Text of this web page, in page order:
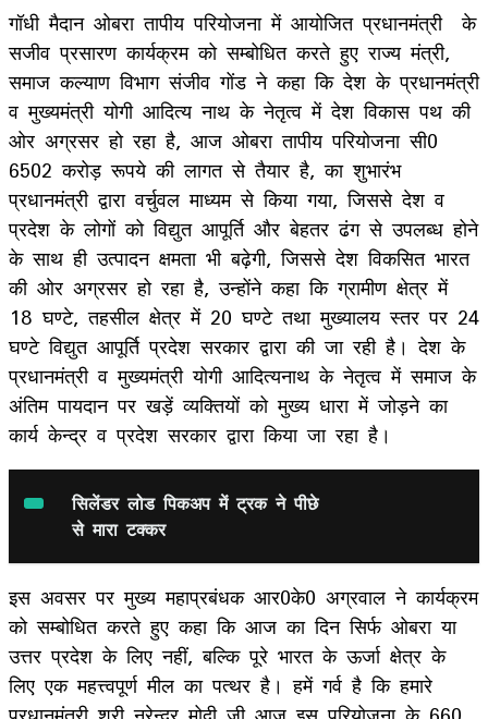
गॉधी मैदान ओबरा तापीय परियोजना में आयोजित प्रधानमंत्री के
सजीव प्रसारण कार्यक्रम को सम्बोधित करते हुए राज्य मंत्री,
समाज कल्याण विभाग संजीव गोंड ने कहा कि देश के प्रधानमंत्री
व मुख्यमंत्री योगी आदित्य नाथ के नेतृत्व में देश विकास पथ की
ओर अग्रसर हो रहा है, आज ओबरा तापीय परियोजना सी0
6502 करोड़ रूपये की लागत से तैयार है, का शुभारंभ
प्रधानमंत्री द्वारा वर्चुवल माध्यम से किया गया, जिससे देश व
प्रदेश के लोगों को विद्युत आपूर्ति और बेहतर ढंग से उपलब्ध होने
के साथ ही उत्पादन क्षमता भी बढ़ेगी, जिससे देश विकसित भारत
की ओर अग्रसर हो रहा है, उन्होंने कहा कि ग्रामीण क्षेत्र में
18 घण्टे, तहसील क्षेत्र में 20 घण्टे तथा मुख्यालय स्तर पर 24
घण्टे विद्युत आपूर्ति प्रदेश सरकार द्वारा की जा रही है। देश के
प्रधानमंत्री व मुख्यमंत्री योगी आदित्यनाथ के नेतृत्व में समाज के
अंतिम पायदान पर खड़ें व्यक्तियों को मुख्य धारा में जोड़ने का
कार्य केन्द्र व प्रदेश सरकार द्वारा किया जा रहा है।
सिलेंडर लोड पिकअप में ट्रक ने पीछे
से मारा टक्कर
इस अवसर पर मुख्य महाप्रबंधक आर0के0 अग्रवाल ने कार्यक्रम
को सम्बोधित करते हुए कहा कि आज का दिन सिर्फ ओबरा या
उत्तर प्रदेश के लिए नहीं, बल्कि पूरे भारत के ऊर्जा क्षेत्र के
लिए एक महत्त्वपूर्ण मील का पत्थर है। हमें गर्व है कि हमारे